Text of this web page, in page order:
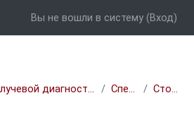
Вы не вошли в систему (Вход)
Кафедра лучевой диагностики и эндоскопии с курсом ДПО Специалитет Стоматология